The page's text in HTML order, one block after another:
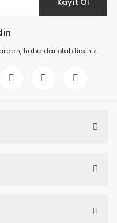
haberdar olabilirsiniz.